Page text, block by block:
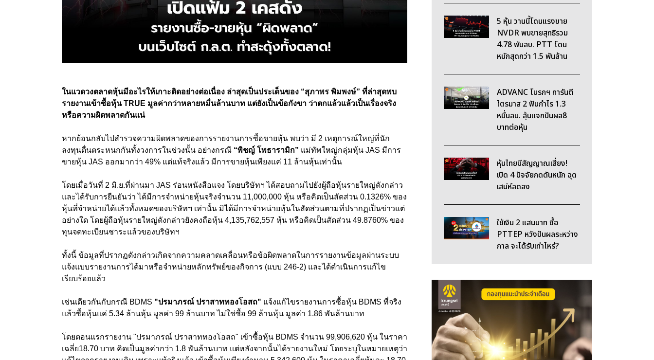
ในแวดวงตลาดหุ้นมีอะไรให้เกาะติดอย่างต่อเนื่อง ล่าสุดเป็นประเด็นของ “สุภาพร พิมพงษ์” ที่ล่าสุดพบ
รายงานเข้าซื้อหุ้น TRUE มูลค่ากว่าหลายหมื่นล้านบาท แต่ยังเป็นข้อกังขา ว่าตกแล้วแล้วเป็นเรื่องจริง
หรือความผิดพลาดกันแน่
หากย้อนกลับไปสำรวจความผิดพลาดของการรายงานการซื้อขายหุ้น พบว่า มี 2 เหตุการณ์ใหญ่ที่นัก
ลงทุนตื่นตระหนกกันทั้งวงการในช่วงนั้น อย่างกรณี “พิชญ์ โพธารามิก” แม่ทัพใหญ่กลุ่มหุ้น JAS มีการ
ขายหุ้น JAS ออกมากว่า 49% แต่แท้จริงแล้ว มีการขายหุ้นเพียงแค่ 11 ล้านหุ้นเท่านั้น
โดยเมื่อวันที่ 2 มิ.ย.ที่ผ่านมา JAS ร่อนหนังสือแจง โดยบริษัทฯ ได้สอบถามไปยังผู้ถือหุ้นรายใหญ่ดังกล่าว
และได้รับการยืนยันว่า ได้มีการจำหน่ายหุ้นจริงจำนวน 11,000,000 หุ้น หรือคิดเป็นสัดส่วน 0.1326% ของ
หุ้นที่จำหน่ายได้แล้วทั้งหมดของบริษัทฯ เท่านั้น มิได้มีการจำหน่ายหุ้นในสัดส่วนตามที่ปรากฏเป็นข่าวแต่
อย่างใด โดยผู้ถือหุ้นรายใหญ่ดังกล่าวยังคงถือหุ้น 4,135,762,557 หุ้น หรือคิดเป็นสัดส่วน 49.8760% ของ
ทุนจดทะเบียนชาระแล้วของบริษัทฯ
ทั้งนี้ ข้อมูลที่ปรากฏดังกล่าวเกิดจากความคลาดเคลื่อนหรือข้อผิดพลาดในการรายงานข้อมูลผ่านระบบ
แจ้งแบบรายงานการได้มาหรือจำหน่ายหลักทรัพย์ของกิจการ (แบบ 246-2) และได้ดำเนินการแก้ไข
เรียบร้อยแล้ว
เช่นเดียวกันกับกรณี BDMS "ปรมาภรณ์ ปราสาททองโอสถ" แจ้งแก้ไขรายงานการซื้อหุ้น BDMS ที่จริง
แล้วซื้อหุ้นแค่ 5.34 ล้านหุ้น มูลค่า 99 ล้านบาท ไม่ใช่ซื้อ 99 ล้านหุ้น มูลค่า 1.86 พันล้านบาท
โดยตอนแรกรายงาน "ปรมาภรณ์ ปราสาททองโอสถ" เข้าซื้อหุ้น BDMS จำนวน 99,906,620 หุ้น ในราคา
เฉลี่ย18.70 บาท คิดเป็นมูลค่ากว่า 1.8 พันล้านบาท แต่หลังจากนั้นได้รายงานใหม่ โดยระบุในหมายเหตุว่า
5 หุ้น วานนี้โดนแรงขาย
NVDR พบขายสุทธิรวม
4.78 พันลบ. PTT โดน
หนักสุดกว่า 1.5 พันล้าน
ADVANC โบรกฯ การันตี
ไตรมาส 2 ฟันกำไร 1.3
หมื่นลบ. ลุ้นแจกปันผล8
บาทต่อหุ้น
หุ้นไทยมีสัญญาณเสี่ยง!
เปิด 4 ปัจจัยกดดันหนัก ฉุด
เสน่ห์ลดลง
ใช้เงิน 2 แสนบาท ซื้อ
PTTEP หวังปันผลระหว่าง
กาล จะได้รับเท่าไหร่?